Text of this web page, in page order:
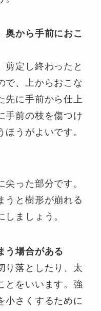
奥から手前におこ
剪定し終わったと
で、上からおこな
先に手前から仕上
手前の枝を傷つけ
うがよいです。
った部分です。
うと樹形が崩れる
ましょう。
う場合がある
り落としたり、太
とをいいます。強
小さくするために